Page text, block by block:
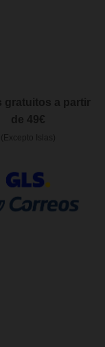
gratuitos a partir
de 49€
(Excepto Islas)